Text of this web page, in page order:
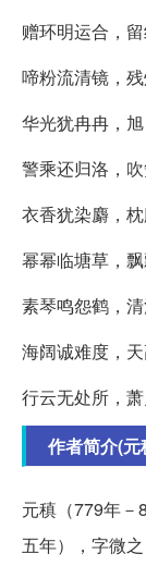
赠环明运合，留
啼粉流清镜，残
华光犹冉冉，旭
警乘还归洛，吹
衣香犹染麝，枕
幂幂临塘草，飘
素琴鸣怨鹤，清
海阔诚难度，天
行云无处所，萧
作者简介(元
元稹（779年－
五年），字微